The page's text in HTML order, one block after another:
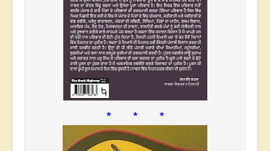
* * *